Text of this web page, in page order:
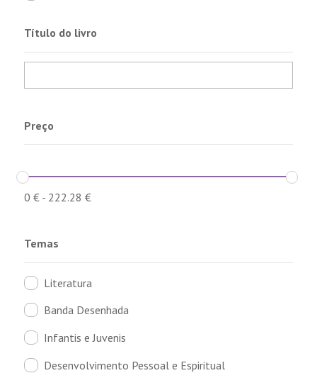
Título do livro
Preço
0 €- 222.28 €
Temas
Literatura
Banda Desenhada
Infantis e Juvenis
Desenvolvimento Pessoal e Espiritual